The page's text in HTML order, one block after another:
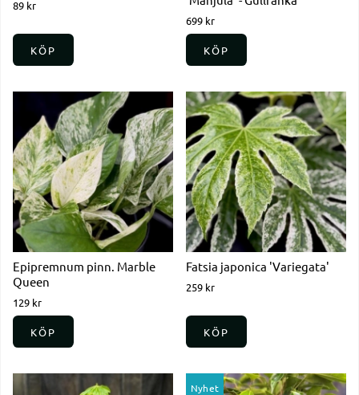
89 kr
KÖP
699 kr
KÖP
Epipremnum pinn. Marble
Queen
129 kr
KÖP
Fatsia japonica 'Variegata'
259 kr
KÖP
Nyhet